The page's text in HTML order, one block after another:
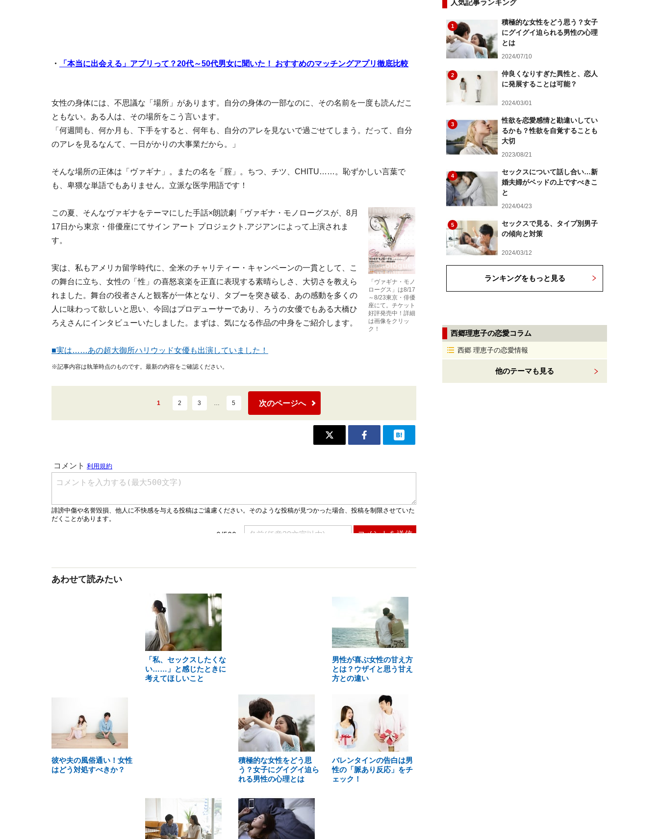
・ 「本当に出会える」アプリって？20代～50代男女に聞いた！ おすすめのマッチングアプリ徹底比較
女性の身体には、不思議な「場所」があります。自分の身体の一部なのに、その名前を一度も読んだこ
ともない。ある人は、その場所をこう言います。
「何週間も、何か月も、下手をすると、何年も、自分のアレを見ないで過ごせてしまう。だって、自分
のアレを見るなんて、一日がかりの大事業だから。」
そんな場所の正体は「ヴァギナ」。またの名を「腟」。ちつ、チツ、CHITU……。恥ずかしい言葉で
も、卑猥な単語でもありません。立派な医学用語です！
「ヴァギナ・モノ
ローグス」は8/17
～8/23東京・俳優
座にて。チケット
好評発売中！詳細
は画像をクリッ
ク！
この夏、そんなヴァギナをテーマにした手話×朗読劇「ヴァギナ・モノローグスが、8月
17日から東京・俳優座にてサイン アート プロジェクト.アジアンによって上演されま
す。
実は、私もアメリカ留学時代に、全米のチャリティー・キャンペーンの一貫として、こ
の舞台に立ち、女性の「性」の喜怒哀楽を正直に表現する素晴らしさ、大切さを教えら
れました。舞台の役者さんと観客が一体となり、タブーを突き破る、あの感動を多くの
人に味わって欲しいと思い、今回はプロデューサーであり、ろうの女優でもある大橋ひ
ろえさんにインタビューいたしました。まずは、気になる作品の中身をご紹介します。
■実は……あの超大御所ハリウッド女優も出演していました！
※記事内容は執筆時点のものです。最新の内容をご確認ください。
1 2 3 … 5 次のページへ
あわせて読みたい
「私、セックスしたくな
い……」と感じたときに
考えてほしいこと
男性が喜ぶ女性の甘え方
とは？ウザイと思う甘え
方との違い
彼や夫の風俗通い！女性
はどう対処すべきか？
積極的な女性をどう思
う？女子にグイグイ迫ら
れる男性の心理とは
バレンタインの告白は男
性の「脈あり反応」をチ
ェック！
人気記事ランキング
1
積極的な女性をどう思う？女子
にグイグイ迫られる男性の心理
とは
2024/07/10
2
仲良くなりすぎた異性と、恋人
に発展することは可能？
2024/03/01
3
性欲を恋愛感情と勘違いしてい
るかも？性欲を自覚することも
大切
2023/08/21
4
セックスについて話し合い…新
婚夫婦がベッドの上ですべきこ
と
2024/04/23
5
セックスで見る、タイプ別男子
の傾向と対策
2024/03/12
ランキングをもっと見る
西郷理恵子の恋愛コラム
西郷 理恵子の恋愛情報
他のテーマも見る